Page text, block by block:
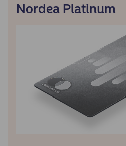
Nordea Platinum